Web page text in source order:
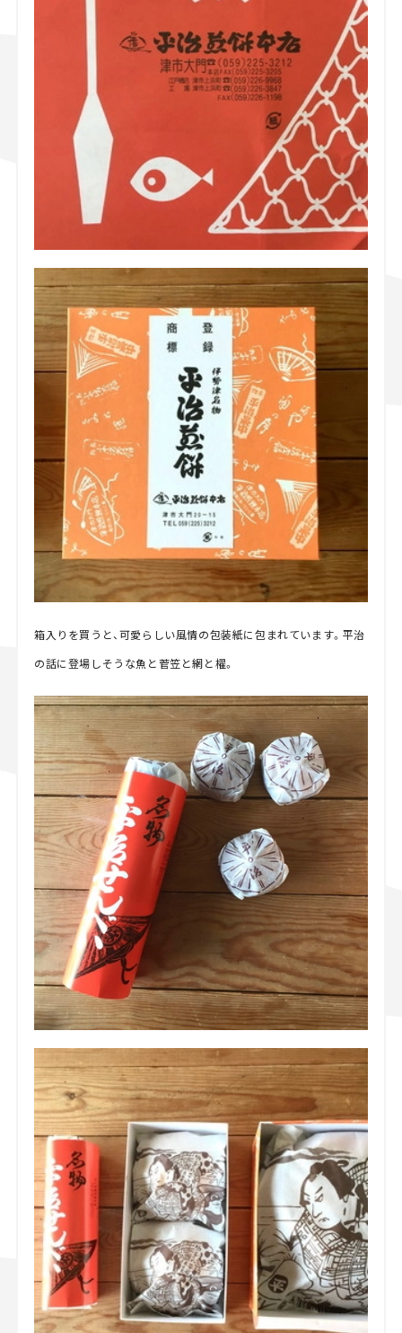
箱入りを買うと、可愛らしい風情の包装紙に包まれています。平治
の話に登場しそうな魚と菅笠と網と櫂。